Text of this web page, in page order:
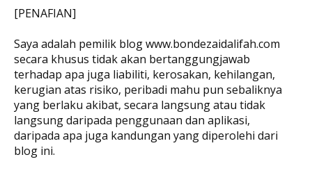
[PENAFIAN]
Saya adalah pemilik blog www.bondezaidalifah.com
secara khusus tidak akan bertanggungjawab
terhadap apa juga liabiliti, kerosakan, kehilangan,
kerugian atas risiko, peribadi mahu pun sebaliknya
yang berlaku akibat, secara langsung atau tidak
langsung daripada penggunaan dan aplikasi,
daripada apa juga kandungan yang diperolehi dari
blog ini.